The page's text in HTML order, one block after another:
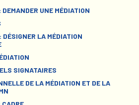
DEMANDER UNE MÉDIATION
LA MÉDIATION
SIGNATAIRES
DE LA MÉDIATION ET DE LA